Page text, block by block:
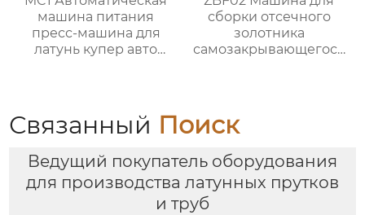
машина питания
пресс-машина для
латунь купер авто
сборки отсечного
золотника
самозакрывающегося
Связанный Поиск
Ведущий покупатель оборудования
для производства латунных прутков
и труб